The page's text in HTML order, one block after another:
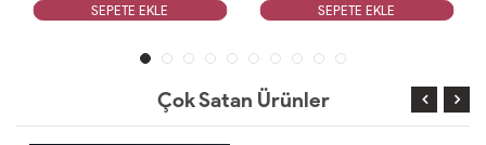
SEPETE EKLE SEPETE EKLE
Çok Satan Ürünler